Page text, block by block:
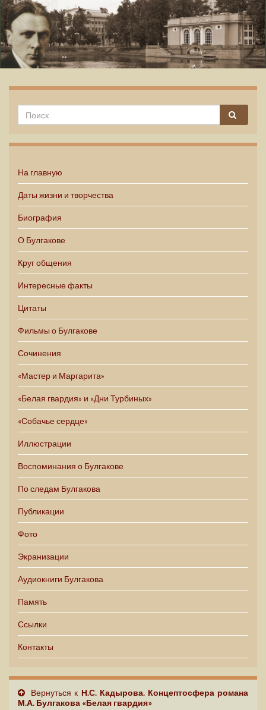
На главную
Даты жизни и творчества
Биография
О Булгакове
Круг общения
Интересные факты
Цитаты
Фильмы о Булгакове
Сочинения
«Мастер и Маргарита»
«Белая гвардия» и «Дни Турбиных»
«Собачье сердце»
Иллюстрации
Воспоминания о Булгакове
По следам Булгакова
Публикации
Фото
Экранизации
Аудиокниги Булгакова
Память
Ссылки
Контакты
Вернуться к Н.С. Кадырова. Концептосфера романа
М.А. Булгакова «Белая гвардия»